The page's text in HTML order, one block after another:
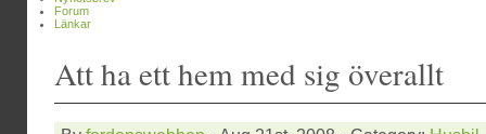
Forum
Länkar
Att ha ett hem med sig överallt